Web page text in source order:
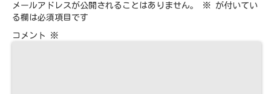
メールアドレスが公開されることはありません。 ※ が付いてい
る欄は必須項目です
コメント ※